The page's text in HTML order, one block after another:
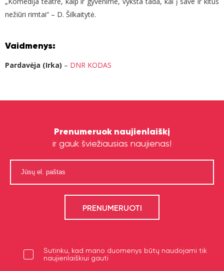
nežiūri rimtai“ – D. Šilkaitytė.
Vaidmenys:
Pardavėja (Irka) – DNR KODAS
Prenumeruok naujienlaiškį
ir gauk šviežiausias naujienas!
Sutinku, kad mano duomenys būtų naudojami tik
naujienlaiškiui gauti